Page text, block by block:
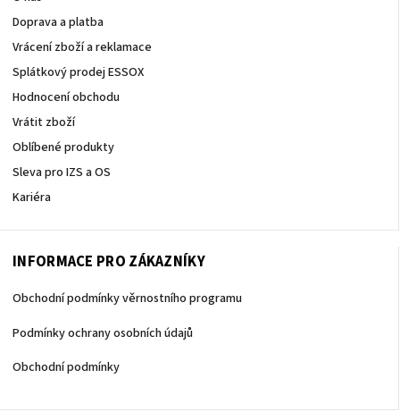
Doprava a platba
Vrácení zboží a reklamace
Splátkový prodej ESSOX
Hodnocení obchodu
Vrátit zboží
Oblíbené produkty
Sleva pro IZS a OS
Kariéra
INFORMACE PRO ZÁKAZNÍKY
Obchodní podmínky věrnostního programu
Podmínky ochrany osobních údajů
Obchodní podmínky